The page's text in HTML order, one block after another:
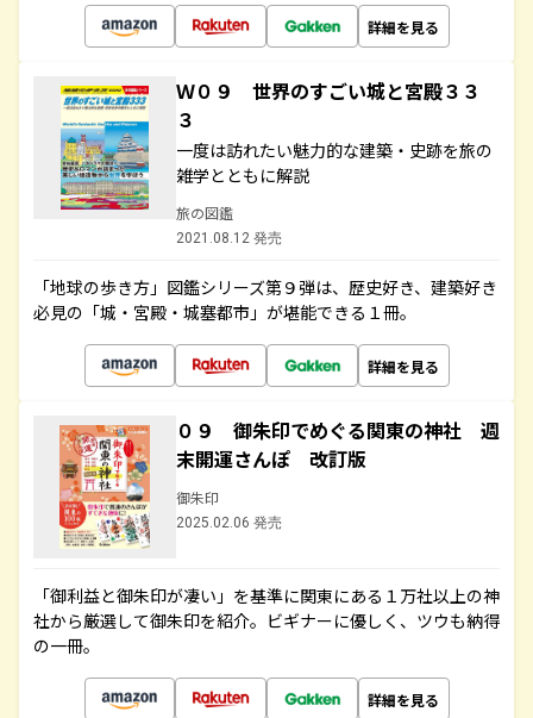
詳細を見る
Ｗ０９ 世界のすごい城と宮殿３３
３
一度は訪れたい魅力的な建築・史跡を旅の
雑学とともに解説
旅の図鑑
2021.08.12 発売
「地球の歩き方」図鑑シリーズ第９弾は、歴史好き、建築好き
必見の「城・宮殿・城塞都市」が堪能できる１冊。
詳細を見る
０９ 御朱印でめぐる関東の神社 週
末開運さんぽ 改訂版
御朱印
2025.02.06 発売
「御利益と御朱印が凄い」を基準に関東にある１万社以上の神
社から厳選して御朱印を紹介。ビギナーに優しく、ツウも納得
の一冊。
詳細を見る